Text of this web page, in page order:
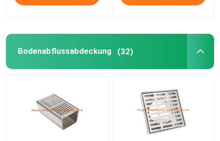
Bodenabflussabdeckung (32)